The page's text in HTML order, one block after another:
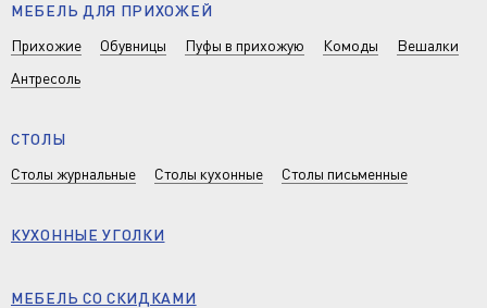
МЕБЕЛЬ ДЛЯ ПРИХОЖЕЙ
Прихожие
Обувницы Пуфы в прихожую Комоды
Вешалки
Антресоль
СТОЛЫ
Столы журнальные
Столы кухонные Столы письменные
КУХОННЫЕ УГОЛКИ
МЕБЕЛЬ СО СКИДКАМИ